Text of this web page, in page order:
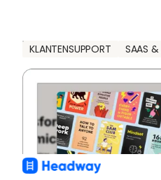
KLANTENSUPPORT SAAS &